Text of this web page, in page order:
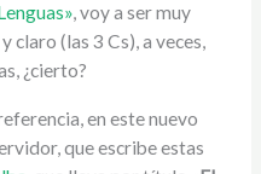
, voy a ser muy
claro (las 3 Cs), a veces,
¿cierto?
en este nuevo
que escribe estas